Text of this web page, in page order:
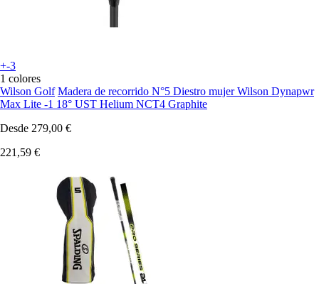
+-3
1 colores
Wilson Golf Madera de recorrido N°5 Diestro mujer Wilson Dynapwr
Max Lite -1 18° UST Helium NCT4 Graphite
Desde 279,00 €
221,59 €